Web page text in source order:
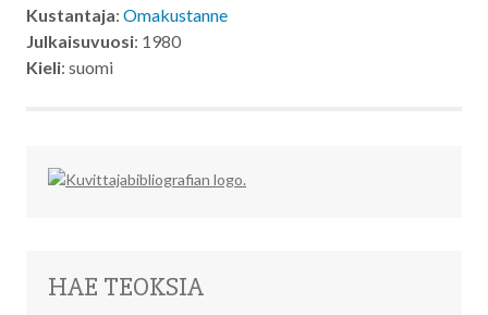
Kustantaja: Omakustanne
Julkaisuvuosi: 1980
Kieli: suomi
HAE TEOKSIA